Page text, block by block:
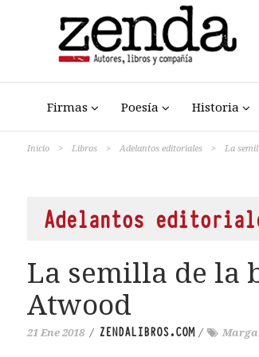
Firmas Poesía Historia
Inicio > Libros > Adelantos editoriales > La
Adelantos
La semilla de la
Atwood
21 Ene 2018 / ZENDALIBROS.COM/